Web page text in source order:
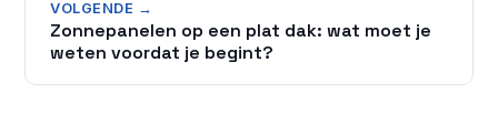
VOLGENDE →
Zonnepanelen op een plat dak: wat moet je
weten voordat je begint?